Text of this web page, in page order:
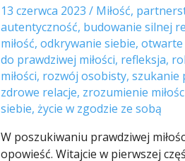
13 czerwca 2023 / Miłość,
autentyczność, budowanie silnej
miłość, odkrywanie siebie, otwarte
do prawdziwej miłości, refleksja,
miłości, rozwój osobisty, szukanie
zdrowe relacje, zrozumienie
siebie, życie w zgodzie ze sobą
W poszukiwaniu prawdziwej
opowieść. Witajcie w pierwszej